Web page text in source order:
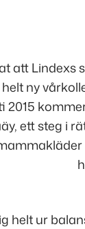
att Lindexs
ny
2015
ett steg i
helt ur